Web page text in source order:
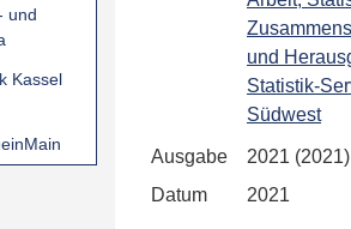
und
Kassel
und
Statistik-
Südwest
Ausgabe
2021
Datum
2021